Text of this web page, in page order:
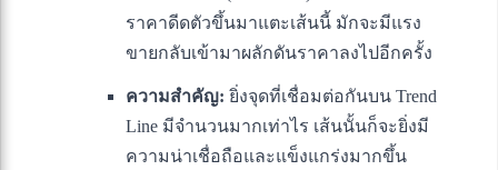
ราคาดีดตัวขึ้นมาแตะเส้นนี้ มักจะมีแรง
ขายกลับเข้ามาผลักดันราคาลงไปอีกครั้ง
ความสำคัญ: ยิ่งจุดที่เชื่อมต่อกันบน Trend
Line มีจำนวนมากเท่าไร เส้นนั้นก็จะยิ่งมี
ความน่าเชื่อถือและแข็งแกร่งมากขึ้น